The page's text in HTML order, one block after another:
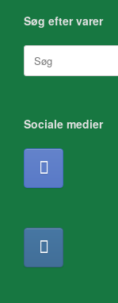
Søg efter varer
efter:
Sociale medier